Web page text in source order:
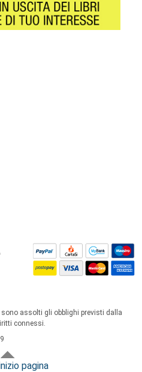
sono assolti gli obblighi previsti dalla
connessi.
pagina